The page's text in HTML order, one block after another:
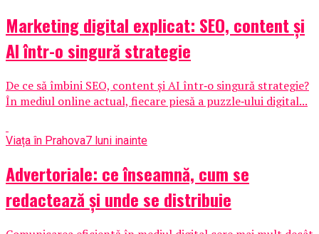
Marketing digital explicat: SEO, content și
AI într-o singură strategie
De ce să îmbini SEO, content și AI într‑o singură strategie?
În mediul online actual, fiecare piesă a puzzle‑ului digital...
Viața în Prahova7 luni inainte
Advertoriale: ce înseamnă, cum se
redactează și unde se distribuie